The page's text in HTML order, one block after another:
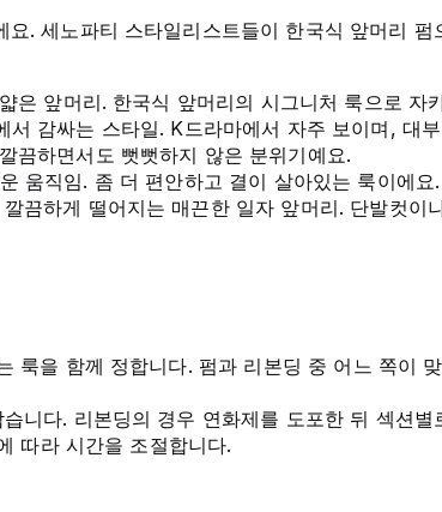
. 세노파티 스타일리스트들이 한국식 앞머리
앞머리. 한국식 앞머리의 시그니처 룩으로 자
감싸는 스타일. K드라마에서 자주 보이며, 대
끔하면서도 뻣뻣하지 않은 분위기예요.
움직임. 좀 더 편안하고 결이 살아있는 룩이에요.
끔하게 떨어지는 매끈한 일자 앞머리. 단발컷이
을 함께 정합니다. 펌과 리본딩 중 어느 쪽이
다. 리본딩의 경우 연화제를 도포한 뒤 섹션별
따라 시간을 조절합니다.